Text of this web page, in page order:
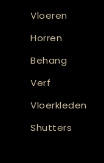
Vloeren
Horren
Behang
Verf
Vloerkleden
Shutters